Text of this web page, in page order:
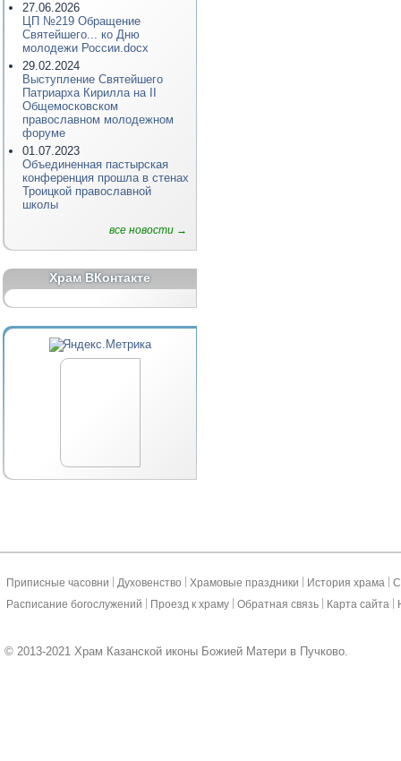
27.06.2026
ЦП №219 Обращение
Святейшего... ко Дню
молодежи России.docx
29.02.2024
Выступление Святейшего
Патриарха Кирилла на II
Общемосковском
православном молодежном
форуме
01.07.2023
Объединенная пастырская
конференция прошла в стенах
Троицкой православной
школы
все новости →
Храм ВКонтакте
Приписные часовни Духовенство Храмовые праздники История храма
Расписание богослужений
Проезд к храму Обратная связь Карта сайта
© 2013-2021 Храм Казанской иконы Божией Матери в Пучково.